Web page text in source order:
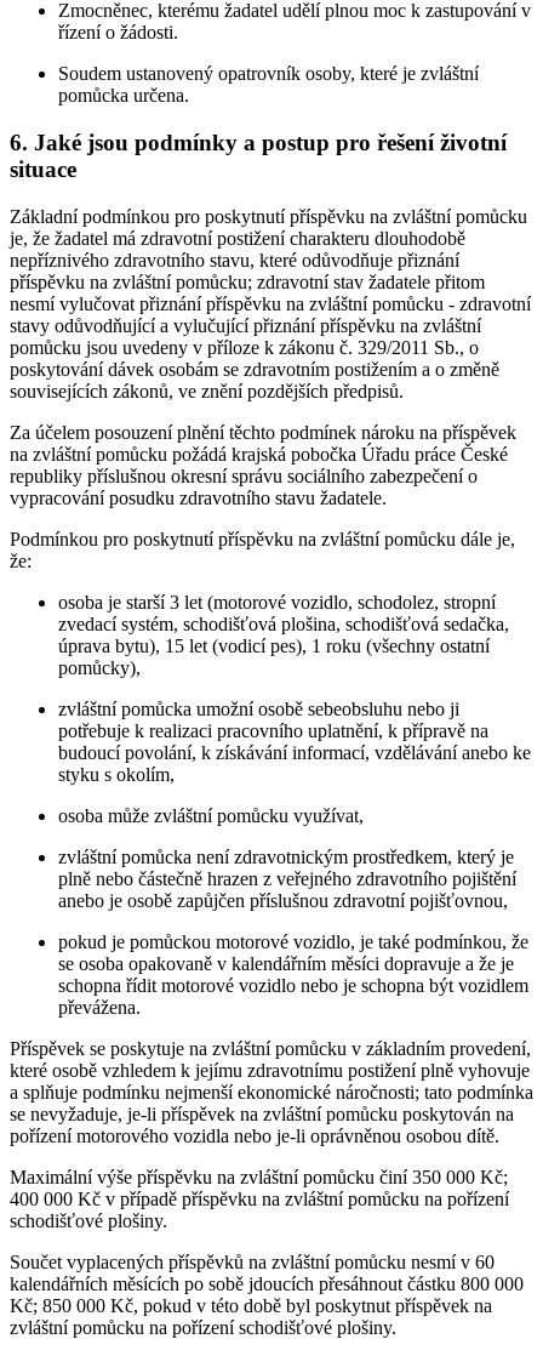
Zmocněnec, kterému žadatel udělí plnou moc k zastupování v
řízení o žádosti.
Soudem ustanovený opatrovník osoby, které je zvláštní
pomůcka určena.
6. Jaké jsou podmínky a postup pro řešení životní
situace
Základní podmínkou pro poskytnutí příspěvku na zvláštní pomůcku
je, že žadatel má zdravotní postižení charakteru dlouhodobě
nepříznivého zdravotního stavu, které odůvodňuje přiznání
příspěvku na zvláštní pomůcku; zdravotní stav žadatele přitom
nesmí vylučovat přiznání příspěvku na zvláštní pomůcku - zdravotní
stavy odůvodňující a vylučující přiznání příspěvku na zvláštní
pomůcku jsou uvedeny v příloze k zákonu č. 329/2011 Sb., o
poskytování dávek osobám se zdravotním postižením a o změně
souvisejících zákonů, ve znění pozdějších předpisů.
Za účelem posouzení plnění těchto podmínek nároku na příspěvek
na zvláštní pomůcku požádá krajská pobočka Úřadu práce České
republiky příslušnou okresní správu sociálního zabezpečení o
vypracování posudku zdravotního stavu žadatele.
Podmínkou pro poskytnutí příspěvku na zvláštní pomůcku dále je,
že:
osoba je starší 3 let (motorové vozidlo, schodolez, stropní
zvedací systém, schodišťová plošina, schodišťová sedačka,
úprava bytu), 15 let (vodicí pes), 1 roku (všechny ostatní
pomůcky),
zvláštní pomůcka umožní osobě sebeobsluhu nebo ji
potřebuje k realizaci pracovního uplatnění, k přípravě na
budoucí povolání, k získávání informací, vzdělávání anebo ke
styku s okolím,
osoba může zvláštní pomůcku využívat,
zvláštní pomůcka není zdravotnickým prostředkem, který je
plně nebo částečně hrazen z veřejného zdravotního pojištění
anebo je osobě zapůjčen příslušnou zdravotní pojišťovnou,
pokud je pomůckou motorové vozidlo, je také podmínkou, že
se osoba opakovaně v kalendářním měsíci dopravuje a že je
schopna řídit motorové vozidlo nebo je schopna být vozidlem
převážena.
Příspěvek se poskytuje na zvláštní pomůcku v základním provedení,
které osobě vzhledem k jejímu zdravotnímu postižení plně vyhovuje
a splňuje podmínku nejmenší ekonomické náročnosti; tato podmínka
se nevyžaduje, je-li příspěvek na zvláštní pomůcku poskytován na
pořízení motorového vozidla nebo je-li oprávněnou osobou dítě.
Maximální výše příspěvku na zvláštní pomůcku činí 350 000 Kč;
400 000 Kč v případě příspěvku na zvláštní pomůcku na pořízení
schodišťové plošiny.
Součet vyplacených příspěvků na zvláštní pomůcku nesmí v 60
kalendářních měsících po sobě jdoucích přesáhnout částku 800 000
Kč; 850 000 Kč, pokud v této době byl poskytnut příspěvek na
zvláštní pomůcku na pořízení schodišťové plošiny.